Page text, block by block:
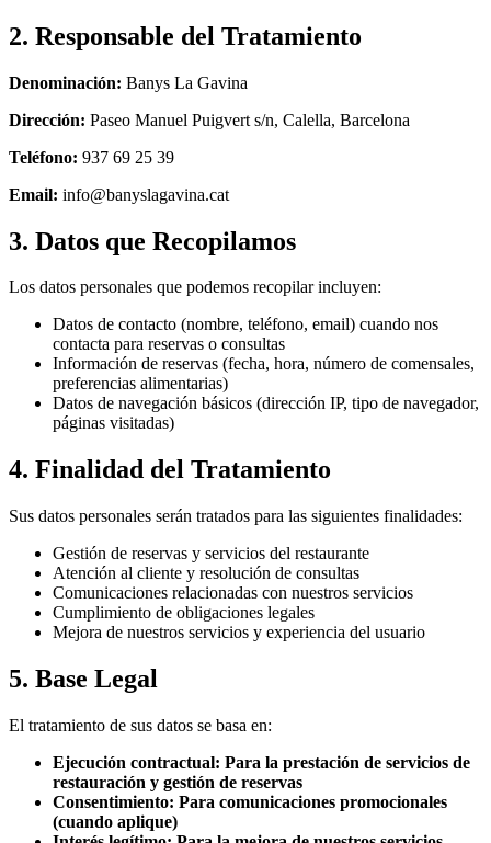
2. Responsable del Tratamiento
Denominación: Banys La Gavina
Dirección: Paseo Manuel Puigvert s/n, Calella, Barcelona
Teléfono: 937 69 25 39
Email: info@banyslagavina.cat
3. Datos que Recopilamos
Los datos personales que podemos recopilar incluyen:
Datos de contacto (nombre, teléfono, email) cuando nos
contacta para reservas o consultas
Información de reservas (fecha, hora, número de comensales,
preferencias alimentarias)
Datos de navegación básicos (dirección IP, tipo de navegador,
páginas visitadas)
4. Finalidad del Tratamiento
Sus datos personales serán tratados para las siguientes finalidades:
Gestión de reservas y servicios del restaurante
Atención al cliente y resolución de consultas
Comunicaciones relacionadas con nuestros servicios
Cumplimiento de obligaciones legales
Mejora de nuestros servicios y experiencia del usuario
5. Base Legal
El tratamiento de sus datos se basa en:
Ejecución contractual: Para la prestación de servicios de
restauración y gestión de reservas
Consentimiento: Para comunicaciones promocionales
(cuando aplique)